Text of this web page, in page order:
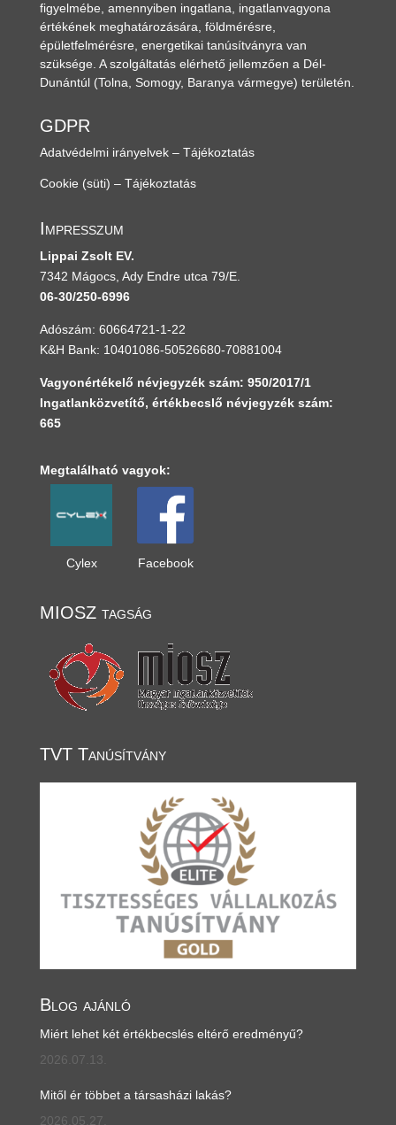
figyelmébe, amennyiben ingatlana, ingatlanvagyona
értékének meghatározására, földmérésre,
épületfelmérésre, energetikai tanúsítványra van
szüksége. A szolgáltatás elérhető jellemzően a Dél-
Dunántúl (Tolna, Somogy, Baranya vármegye) területén.
GDPR
Adatvédelmi irányelvek – Tájékoztatás
Cookie (süti) – Tájékoztatás
Impresszum
Lippai Zsolt EV.
7342 Mágocs, Ady Endre utca 79/E.
06-30/250-6996
Adószám: 60664721-1-22
K&H Bank: 10401086-50526680-70881004
Vagyonértékelő névjegyzék szám: 950/2017/1
Ingatlanközvetítő, értékbecslő névjegyzék szám:
665
Megtalálható vagyok:
Cylex Facebook
MIOSZ tagság
TVT Tanúsítvány
Blog ajánló
Miért lehet két értékbecslés eltérő eredményű?
2026.07.13.
Mitől ér többet a társasházi lakás?
2026.05.27.